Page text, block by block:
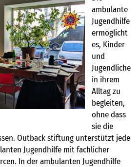
ambulante
Jugendhilfe
ermöglicht
es, Kinder
und
Jugendliche
in ihrem
Alltag zu
begleiten,
ohne dass
sie die
Outback stiftung unterstützt jede
Jugendhilfe mit fachlicher
In der ambulanten Jugendhilfe